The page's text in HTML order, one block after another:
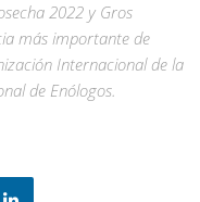
2022 y Gros
más importante de
Internacional de la
de Enólogos.